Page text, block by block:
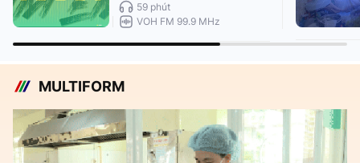
59 phút
VOH FM 99.9 MHz
MULTIFORM